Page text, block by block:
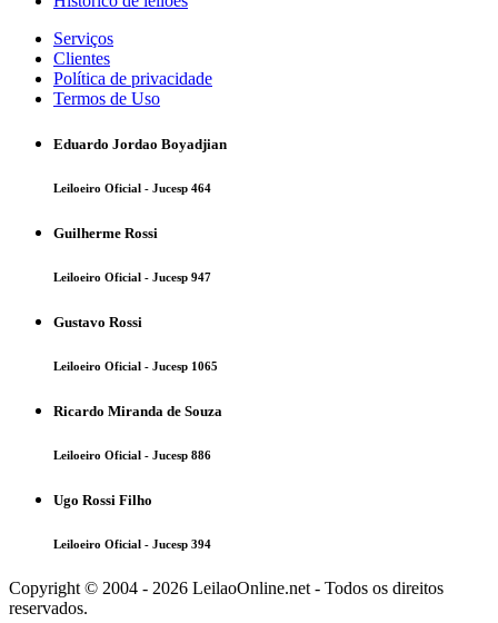
Serviços
Clientes
Política de privacidade
Termos de Uso
Eduardo Jordao Boyadjian
Leiloeiro Oficial - Jucesp 464
Guilherme Rossi
Leiloeiro Oficial - Jucesp 947
Gustavo Rossi
Leiloeiro Oficial - Jucesp 1065
Ricardo Miranda de Souza
Leiloeiro Oficial - Jucesp 886
Ugo Rossi Filho
Leiloeiro Oficial - Jucesp 394
Copyright © 2004 - 2026 LeilaoOnline.net - Todos os direitos
reservados.